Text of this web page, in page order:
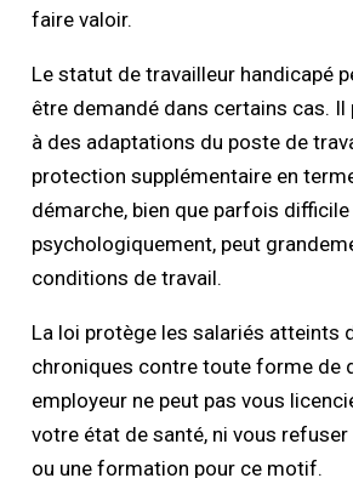
faire valoir.
Le statut de travailleur handicapé
être demandé dans certains cas. Il
à des adaptations du poste de
protection supplémentaire en
démarche, bien que parfois
psychologiquement, peut
conditions de travail.
La loi protège les salariés atteints
chroniques contre toute forme de
employeur ne peut pas vous
votre état de santé, ni vous
ou une formation pour ce motif.